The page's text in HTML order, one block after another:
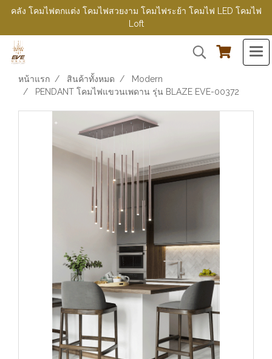
คลัง โคมไฟตกแต่ง โคมไฟสวยงาม โคมไฟระย้า โคมไฟ LED โคมไฟ
Loft
หน้าแรก สินค้าทั้งหมด
Modern
PENDANT โคมไฟแขวนเพดาน รุ่น BLAZE EVE-00372